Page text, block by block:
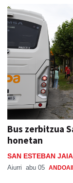
Bus zerbitzua
honetan
SAN ESTEBAN
Aiurri abu 05